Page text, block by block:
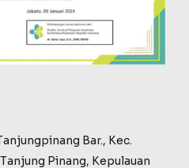
Bar., Kec.
Pinang, Kepulauan